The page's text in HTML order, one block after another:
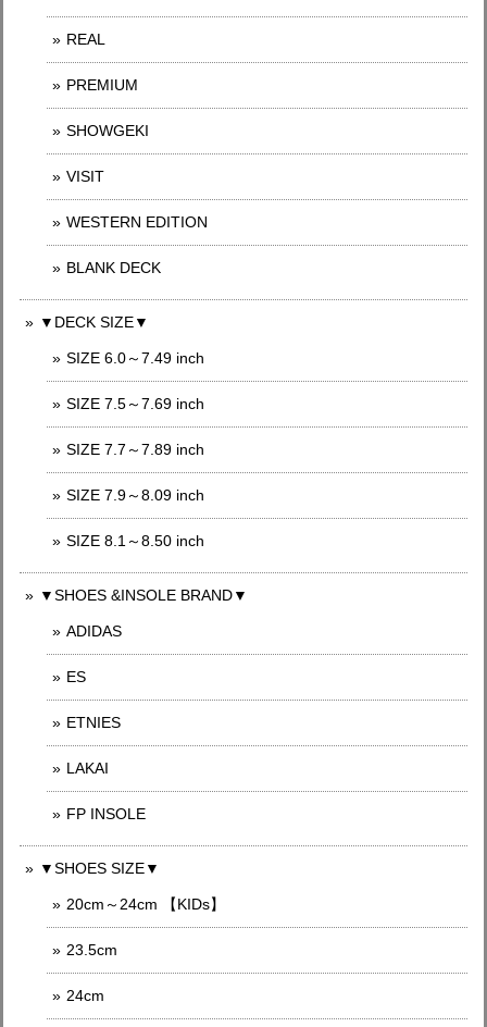
REAL
PREMIUM
SHOWGEKI
VISIT
WESTERN EDITION
BLANK DECK
▼DECK SIZE▼
SIZE 6.0～7.49 inch
SIZE 7.5～7.69 inch
SIZE 7.7～7.89 inch
SIZE 7.9～8.09 inch
SIZE 8.1～8.50 inch
▼SHOES &INSOLE BRAND▼
ADIDAS
ES
ETNIES
LAKAI
FP INSOLE
▼SHOES SIZE▼
20cm～24cm 【KIDs】
23.5cm
24cm